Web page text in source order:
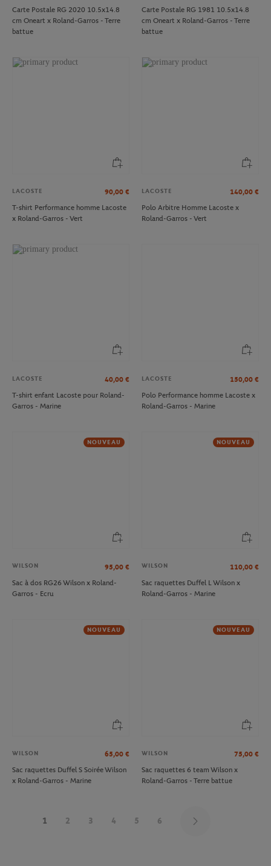
Carte Postale RG 2020 10.5x14.8
cm Oneart x Roland-Garros - Terre
battue
Carte Postale RG 1981 10.5x14.8
cm Oneart x Roland-Garros - Terre
battue
LACOSTE 90,00 €
T-shirt Performance homme Lacoste
x Roland-Garros - Vert
LACOSTE 140,00 €
Polo Arbitre Homme Lacoste x
Roland-Garros - Vert
LACOSTE 40,00 €
T-shirt enfant Lacoste pour Roland-
Garros - Marine
LACOSTE 150,00 €
Polo Performance homme Lacoste x
Roland-Garros - Marine
NOUVEAU
WILSON 95,00 €
Sac à dos RG26 Wilson x Roland-
Garros - Ecru
NOUVEAU
WILSON 110,00 €
Sac raquettes Duffel L Wilson x
Roland-Garros - Marine
NOUVEAU
WILSON 65,00 €
Sac raquettes Duffel S Soirée Wilson
x Roland-Garros - Marine
NOUVEAU
WILSON 75,00 €
Sac raquettes 6 team Wilson x
Roland-Garros - Terre battue
1 2 3 4 5 6